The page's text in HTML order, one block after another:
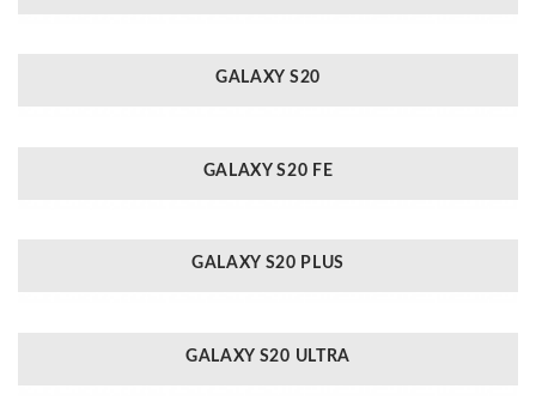
GALAXY S20
GALAXY S20 FE
GALAXY S20 PLUS
GALAXY S20 ULTRA